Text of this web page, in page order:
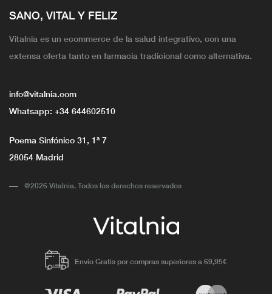
SANO, VITAL Y FELIZ
Vitalnia es un ecommerce de la salud integrativo, con una
extensa oferta tanto en farmacia tradicional como alternativa.
info@vitalnia.com
Whatsapp: +34 644602510
Poema Sinfónico 31, 1ª 7
28054 Madrid
@2026 Vitalnia. Todos los derechos reservados
Envío Gratis por compras superiores a 69,95€